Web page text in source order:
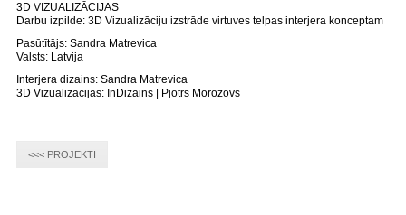
3D VIZUALIZĀCIJAS
Darbu izpilde: 3D Vizualizāciju izstrāde virtuves telpas interjera konceptam
Pasūtītājs: Sandra Matrevica
Valsts: Latvija
Interjera dizains: Sandra Matrevica
3D Vizualizācijas: InDizains | Pjotrs Morozovs
<<< PROJEKTI